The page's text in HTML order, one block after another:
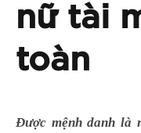
nữ tài
toàn
Được mệnh danh là